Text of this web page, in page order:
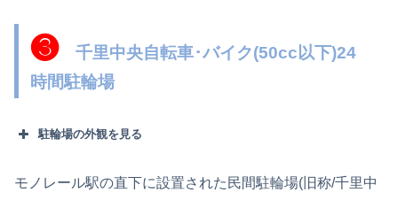
❸千里中央自転車･バイク(50cc以下)24
時間駐輪場
駐輪場の外観を見る
モノレール駅の直下に設置された民間駐輪場(旧称/千里中